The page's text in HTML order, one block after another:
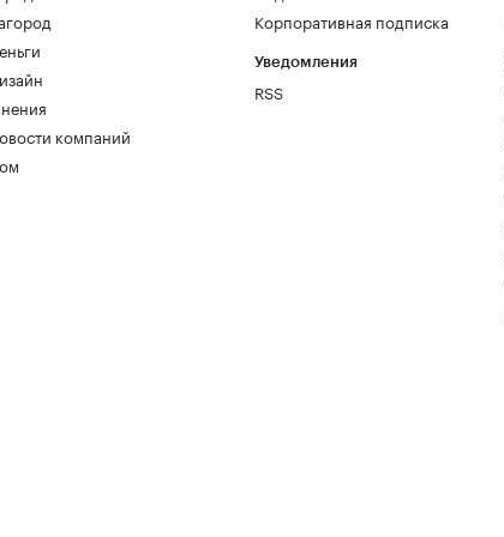
компаний
Корпоративная подписка
Уведомления
RSS